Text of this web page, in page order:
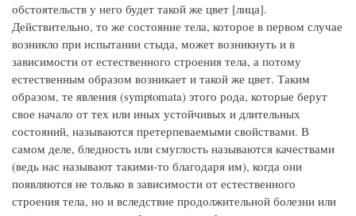
обстоятельств у него будет такой же цвет [лица].
Действительно, то же состояние тела, которое в первом случае
возникло при испытании стыда, может возникнуть и в
зависимости от естественного строения тела, а потому
естественным образом возникает и такой же цвет. Таким
образом, те явления (symptomata) этого рода, которые берут
свое начало от тех или иных устойчивых и длительных
состояний, называются претерпеваемыми свойствами. В
самом деле, бледность или смуглость называются качествами
(ведь нас называют такими-то благодаря им), когда они
появляются не только в зависимости от естественного
строения тела, но и вследствие продолжительной болезни или